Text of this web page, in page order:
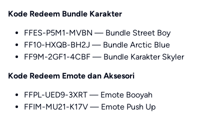
Kode Redeem Bundle Karakter
FFES-P5M1-MVBN — Bundle Street Boy
FF10-HXQB-BH2J — Bundle Arctic Blue
FF9M-2GF1-4CBF — Bundle Karakter Skyler
Kode Redeem Emote dan Aksesori
FFPL-UED9-3XRT — Emote Booyah
FFIM-MU21-K17V — Emote Push Up